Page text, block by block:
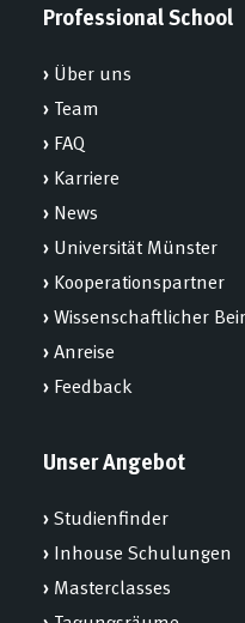
Professional School
› Über uns
› Team
› FAQ
› Karriere
› News
› Universität Münster
› Kooperationspartner
›Wissenschaftlicher
›Anreise
› Feedback
Unser Angebot
›Studienfinder
› Inhouse Schulungen
› Masterclasses